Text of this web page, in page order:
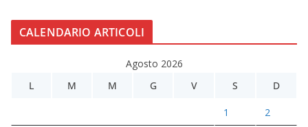
CALENDARIO ARTICOLI
Agosto 2026
L
M M G V S D
1 2